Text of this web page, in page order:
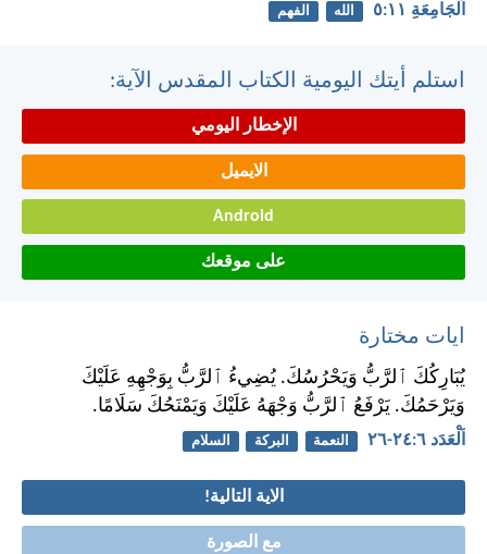
اَلْجَامِعَةِ ١١:‏٥ الله الفهم
استلم أيتك اليومية الكتاب المقدس الآية:
الإخطار اليومي
الايميل
Android
على موقعك
ايات مختارة
يُبَارِكُكَ ٱلرَّبُّ وَيَحْرُسُكَ. يُضِيءُ ٱلرَّبُّ بِوَجْهِهِ عَلَيْكَ
وَيَرْحَمُكَ. يَرْفَعُ ٱلرَّبُّ وَجْهَهُ عَلَيْكَ وَيَمْنَحُكَ سَلَامًا.
اَلْعَدَد ٦:‏٢٤-‏٢٦ النعمة البركة السلام
الاية التالية!
مع الصورة